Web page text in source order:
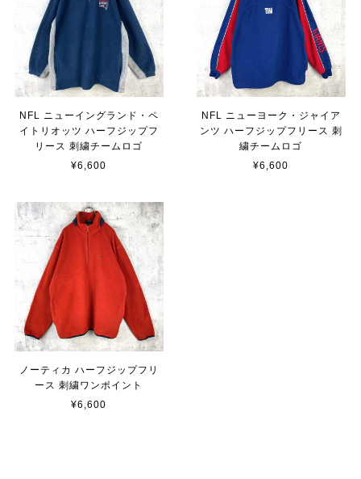
NFL ニューイングランド・ペ
イトリオッツ ハーフジップフ
リース 刺繍チームロゴ
¥6,600
NFL ニューヨーク・ジャイア
ンツ ハーフジップフリース 刺
繍チームロゴ
¥6,600
ノーティカ ハーフジップフリ
ース 刺繍ワンポイント
¥6,600